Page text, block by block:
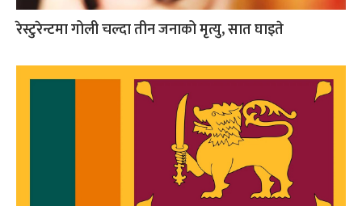
रेस्टुरेन्टमा गोली चल्दा तीन जनाको मृत्यु, सात घाइते